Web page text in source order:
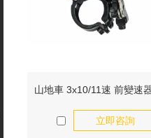
立即咨詢